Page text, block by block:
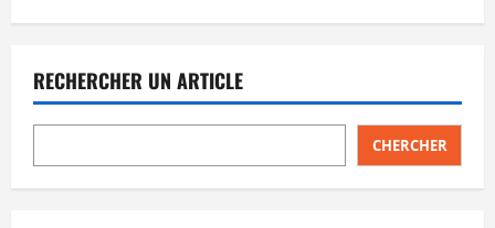
RECHERCHER UN ARTICLE
CHERCHER